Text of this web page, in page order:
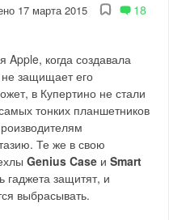
17 марта 2015 18
Apple, когда создавала
защищает его
в Купертино не стали
тонких планшетников
Те же в свою
Genius Case иSmart
гаджета защитят, и
выбрасывать.